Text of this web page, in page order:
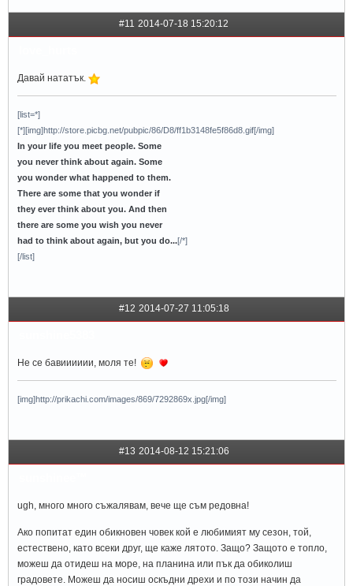
#11 2014-07-18 15:20:12
Давай нататък.
[list=*]
[*][img]http://store.picbg.net/pubpic/86/D8/ff1b3148fe5f86d8.gif[/img]
In your life you meet people. Some
you never think about again. Some
you wonder what happened to them.
There are some that you wonder if
they ever think about you. And then
there are some you wish you never
had to think about again, but you do...[/*]
[/list]
#12 2014-07-27 11:05:18
Не се бавииииии, моля те!
[img]http://prikachi.com/images/869/7292869x.jpg[/img]
#13 2014-08-12 15:21:06
ugh, много много съжалявам, вече ще съм редовна!
Ако попитат един обикновен човек кой е любимият му сезон, той,
естествено, като всеки друг, ще каже лятото. Защо? Защото е топло,
можеш да отидеш на море, на планина или пък да обиколиш
градовете. Можеш да носиш оскъдни дрехи и по този начин да